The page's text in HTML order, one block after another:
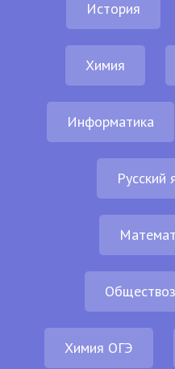
История
Химия
Информатика
Русский
Химия ОГЭ